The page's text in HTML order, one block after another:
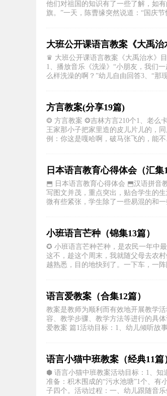
他们对祖国的知识有了一些了解，如
旗。”一天，陈曹缘突然说道：“国庆
大班公开课语言教案《大禹治
♛ 大班公开课语言教案《大禹治水》
1、播放音乐《洗澡》“小朋友，我们
么样洗澡的啊？”幼儿自由回答3、“那
方言教案(分享19篇)
❂ 方言教案 ❂吉林方言210个1、老么
王家那小子把家里造的皮儿片儿的，
例：你这是嘎哈啊，破马张飞的，能不
日本语言教育心得体会（汇集
⬒ 日本语言教育心得体会 ⬒汉语拼音
写图文并茂，重点突出，贴合学生的
微有些紧张，学生除了一些易混的和
小班语言芒种（锦集13篇）
✪ 小班语言芒种芒种，是农民一年中
这不，趁这个周末，我就随父母去农
越熟悉，目的地快到了。一下车，一
语言爱教案（合集12篇）
教案是教师为顺利而有效地开展教学
容、教学步骤、教学方法等进行的具
爱教案 篇1活动目标：1、幼儿倾听故
语言小猫中班教案（经典11篇
⬢ 语言小猫中班教案活动目标：1、知
准备：积木围成的“污水池塘”1个、有
子四个。活动过程：一、幼儿跟随音